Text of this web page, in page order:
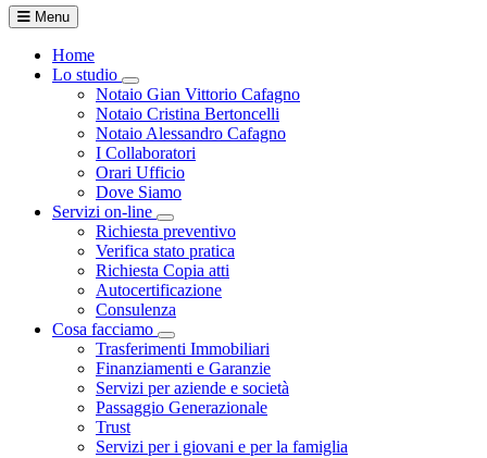
Menu
Home
Lo studio
Visualizza menù di secondo livello
Notaio Gian Vittorio Cafagno
Notaio Cristina Bertoncelli
Notaio Alessandro Cafagno
I Collaboratori
Orari Ufficio
Dove Siamo
Servizi on-line
Visualizza menù di secondo livello
Richiesta preventivo
Verifica stato pratica
Richiesta Copia atti
Autocertificazione
Consulenza
Cosa facciamo
Visualizza menù di secondo livello
Trasferimenti Immobiliari
Finanziamenti e Garanzie
Servizi per aziende e società
Passaggio Generazionale
Trust
Servizi per i giovani e per la famiglia